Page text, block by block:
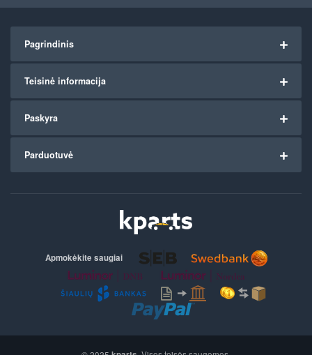
Pagrindinis
Teisinė informacija
Paskyra
Parduotuvė
Apmokėkite saugiai